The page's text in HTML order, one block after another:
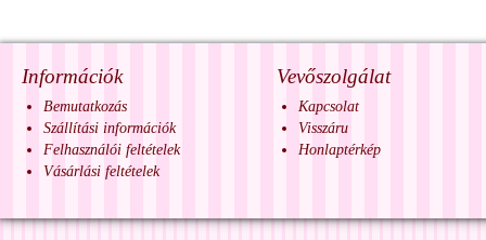
Információk
Bemutatkozás
Szállítási információk
Felhasználói feltételek
Vásárlási feltételek
Vevőszolgálat
Kapcsolat
Visszáru
Honlaptérkép